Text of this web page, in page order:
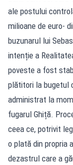
ale postului
milioane de euro-
buzunarul lui
intenție a
poveste a fost
plătitori la bugetul
administrat la
fugarul Ghiță.
ceea ce, potrivit
o plată din propria
dezastrul care a